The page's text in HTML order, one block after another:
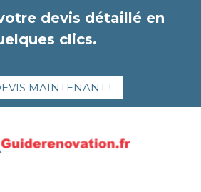
devis détaillé en
clics.
MAINTENANT !